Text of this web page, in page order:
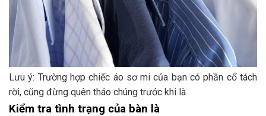
Lưu ý: Trường hợp chiếc áo sơ mi của bạn có phần cổ tách
rời, cũng đừng quên tháo chúng trước khi là.
Kiểm tra tình trạng của bàn là